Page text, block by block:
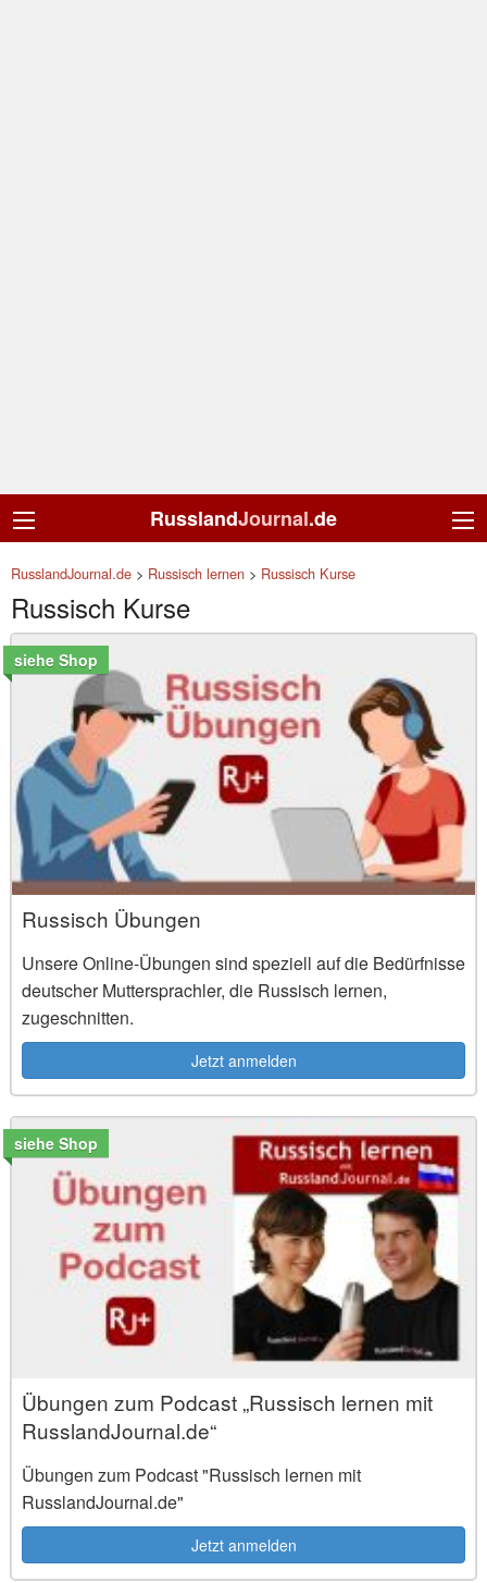
RusslandJournal.de
RusslandJournal.de > Russisch lernen > Russisch Kurse
Russisch Kurse
siehe Shop
Russisch Übungen
Unsere Online-Übungen sind speziell auf die Bedürfnisse
deutscher Muttersprachler, die Russisch lernen,
zugeschnitten.
Jetzt anmelden
siehe Shop
Übungen zum Podcast „Russisch lernen mit
RusslandJournal.de“
Übungen zum Podcast "Russisch lernen mit
RusslandJournal.de"
Jetzt anmelden